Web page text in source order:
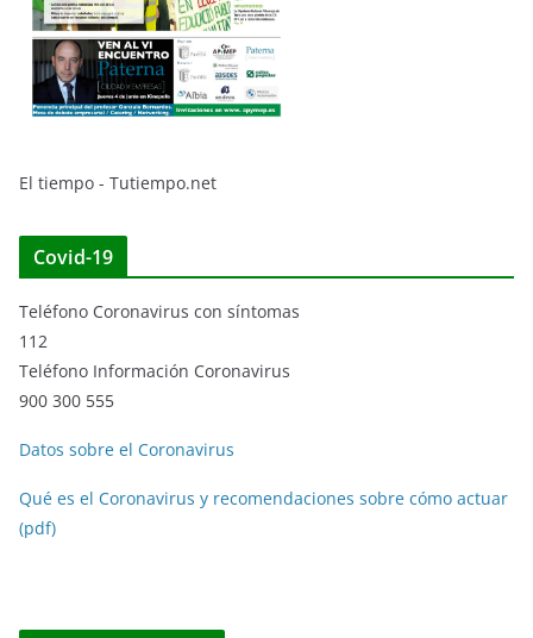
El tiempo - Tutiempo.net
Covid-19
Teléfono Coronavirus con síntomas
112
Teléfono Información Coronavirus
900 300 555
Datos sobre el Coronavirus
Qué es el Coronavirus y recomendaciones sobre cómo actuar
(pdf)